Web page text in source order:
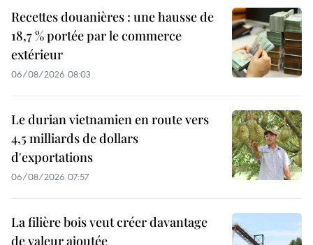
Recettes douanières : une hausse de
18,7 % portée par le commerce
extérieur
06/08/2026 08:03
Le durian vietnamien en route vers
4,5 milliards de dollars
d'exportations
06/08/2026 07:57
La filière bois veut créer davantage
de valeur ajoutée